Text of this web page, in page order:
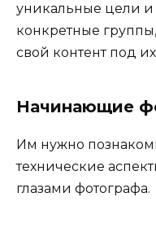
уникальные цели
конкретные
свой контент под
Начинающие
Им нужно
технические
глазами фотографа.